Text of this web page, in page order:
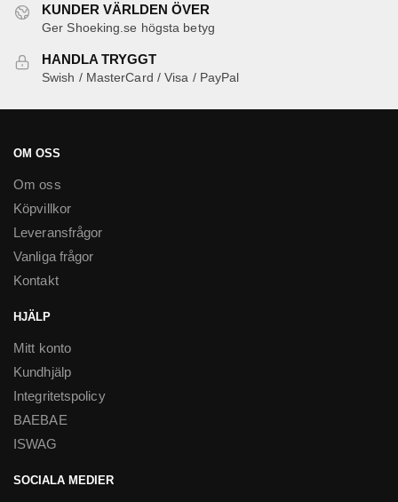
på
KUNDER VÄRLDEN ÖVER
Ger Shoeking.se högsta betyg
HANDLA TRYGGT
Swish / MasterCard / Visa / PayPal
OM OSS
Om oss
Köpvillkor
Leveransfrågor
Vanliga frågor
Kontakt
HJÄLP
Mitt konto
Kundhjälp
Integritetspolicy
BAEBAE
ISWAG
SOCIALA MEDIER